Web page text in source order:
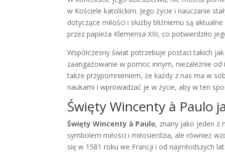
w Kościele katolickim. Jego życie i nauczanie
dotyczące miłości i służby bliźniemu są
przez papieża Klemensa XIII, co potwierdziło
Współczesny świat potrzebuje postaci takich
zaangażowanie w pomoc innym, niezależnie
także przypomnieniem, że każdy z nas ma w
naukami i wprowadzać je w życie, aby w ten
Święty Wincenty à Paulo
Święty Wincenty à Paulo, znany jako jeden z
symbolem miłości i miłosierdzia, ale również
się w 1581 roku we Francji i od najmłodszych